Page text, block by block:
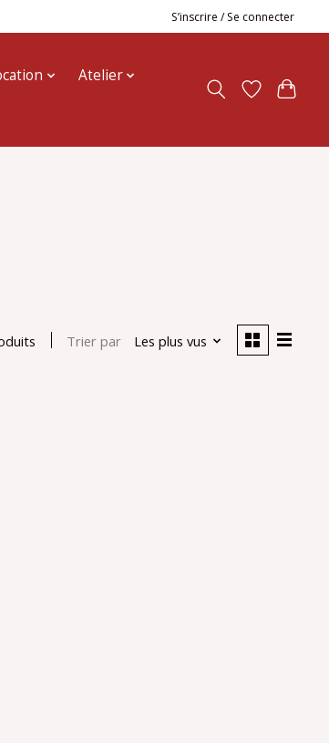
S’inscrire / Se connecter
Atelier
Trier par Les plus vus